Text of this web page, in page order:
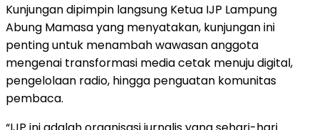
Kunjungan dipimpin langsung Ketua IJP Lampung
Abung Mamasa yang menyatakan, kunjungan ini
penting untuk menambah wawasan anggota
mengenai transformasi media cetak menuju digital,
pengelolaan radio, hingga penguatan komunitas
pembaca.